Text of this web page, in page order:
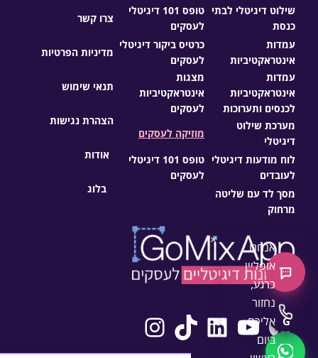
שילוט דיגיטלי לבתי
כנסת
עמדות
אינטראקטיביות
עמדות
אינטראקטיביות
לכנסים ותערוכות
מערכת שילוט
דיגיטלי
לוח מודעות דיגיטלי
לעובדים
מסך לד עם שליטה
מרחוק
טופס 101 דיגיטלי
לעסקים
כרטיס ביקור דיגיטלי
לעסקים
מצגות
אינטראקטיביות
לעסקים
מוזיקה לעסקים
טופס 101 דיגיטלי
לעסקים
צרו קשר
מדיניות הפרטיות
תנאי שימוש
הצהרת נגישות
אודות
בלוג
Facebook
YouTube
LinkedIn
TikTok
Instagram התקשרו
צ'אט חדש
G
אנחנו
אופליין
כרגע,
נחזור
אליכם
ביום
×